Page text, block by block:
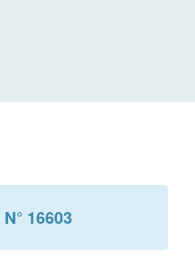
N° 16603